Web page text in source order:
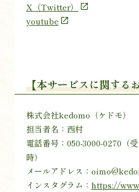
X（Twitter）
youtube
【本サービスに関する
株式会社kedomo（ケドモ）
担当者名：西村
電話番号：050-3000-0270（
時）
メールアドレス：
インスタグラム： https://